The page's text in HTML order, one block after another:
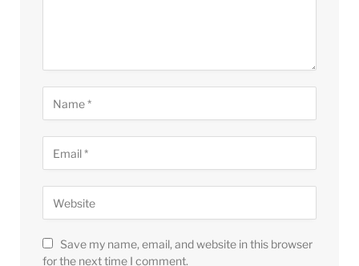
Save my name, email, and website in this browser
for the next time I comment.